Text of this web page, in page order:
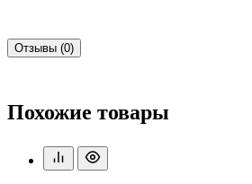
Отзывы (0)
Похожие товары